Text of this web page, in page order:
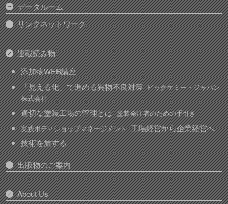
データルーム
リンクネットワーク
連載読み物
添加物WEB講座
「見える化」で進める異物不良対策 ビックケミー・ジャパン
株式会社
適切な塗装工場の管理とは 塗装発注者のための手引き
実践ボディショップマネージメント 工場経営から企業経営へ
技術を旅する
出版物のご案内
About Us